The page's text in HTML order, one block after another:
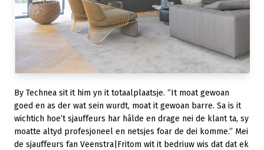
By Technea sit it him yn it totaalplaatsje. ‘’It moat gewoan
goed en as der wat sein wurdt, moat it gewoan barre. Sa is it
wichtich hoe’t sjauffeurs har hâlde en drage nei de klant ta, sy
moatte altyd profesjoneel en netsjes foar de dei komme.’’ Mei
de sjauffeurs fan Veenstra|Fritom wit it bedriuw wis dat dat ek